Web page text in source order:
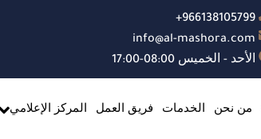
966138105799+
info@al-mashora.com
الأحد - الخميس 08:00-17:00
من نحن الخدمات فريق العمل المركز الإعلامي